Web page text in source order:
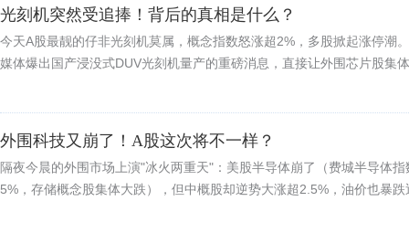
光刻机突然受追捧！背后的真相是什么？
今天A股最靓的仔非光刻机莫属，概念指数怒涨超2%，多股掀起涨停潮
媒体爆出国产浸没式DUV光刻机量产的重磅消息，直接让外围芯片股集
外围科技又崩了！A股这次将不一样？
隔夜今晨的外围市场上演"冰火两重天"：美股半导体崩了（费城半导体
5%，存储概念股集体大跌），但中概股却逆势大涨超2.5%，油价也暴